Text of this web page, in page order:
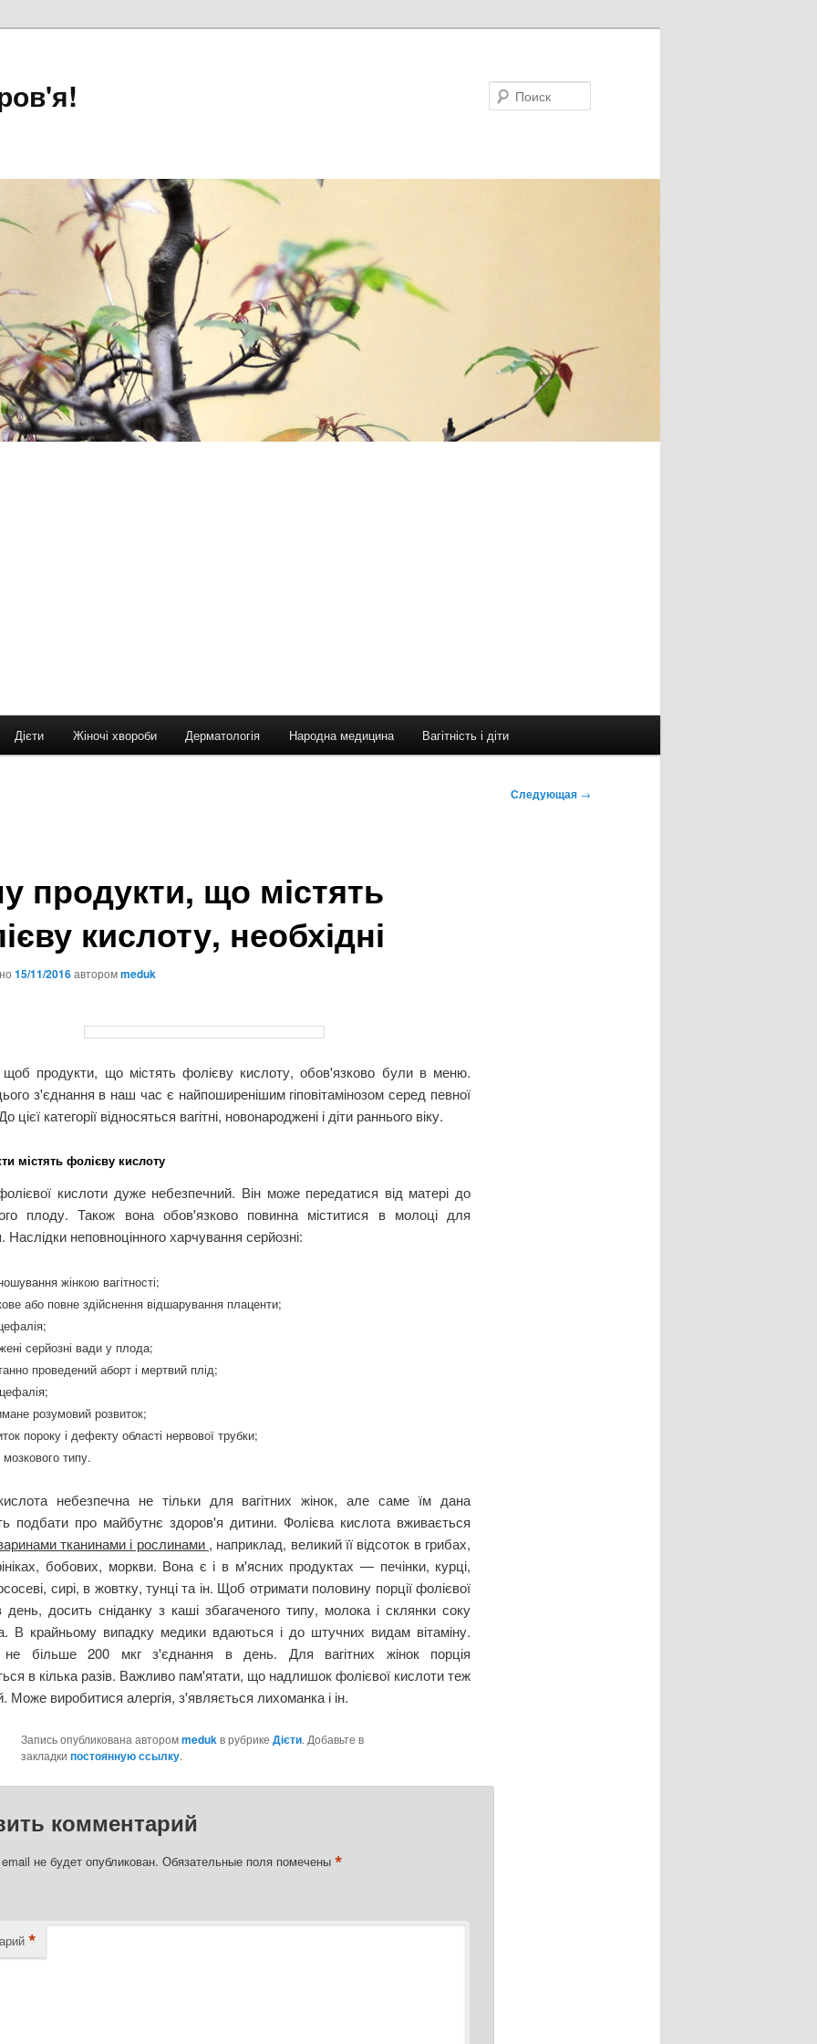
Дієти Жіночі хвороби Дерматологія Народна медицина Вагітність і діти
Следующая →
продукти, що містять
кислоту, необхідні
15/11/2016авторомmeduk
продукти, що містять фолієву кислоту, обов'язково були в меню.
з'єднання в наш час є найпоширенішим гіповітамінозом серед певної
цієї категорії відносяться вагітні, новонароджені і діти раннього віку.
містять фолієву кислоту
кислоти дуже небезпечний. Він може передатися від матері до
плоду. Також вона обов'язково повинна міститися в молоці для
Наслідки неповноцінного харчування серйозні:
жінкою вагітності;
або повне здійснення відшарування плаценти;
серйозні вади у плода;
проведений аборт і мертвий плід;
розумовий розвиток;
пороку і дефекту області нервової трубки;
мозкового типу.
небезпечна не тільки для вагітних жінок, але саме їм дана
подбати про майбутнє здоров'я дитини. Фолієва кислота вживається
тканинами і рослинами , наприклад, великий її відсоток в грибах,
бобових, моркви. Вона є і в м'ясних продуктах — печінки, курці,
сирі, в жовтку, тунці та ін. Щоб отримати половину порції фолієвої
день, досить сніданку з каші збагаченого типу, молока і склянки соку
В крайньому випадку медики вдаються і до штучних видам вітаміну.
не більше 200 мкг з'єднання в день. Для вагітних жінок порція
в кілька разів. Важливо пам'ятати, що надлишок фолієвої кислоти теж
Може виробитися алергія, з'являється лихоманка і ін.
Запись опубликована авторомmeduk в рубрике Дієти. Добавьте в
закладки постоянную ссылку.
комментарий
не будет опубликован. Обязательные поля помечены *
*